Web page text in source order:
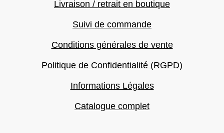
Livraison / retrait en boutique
Suivi de commande
Conditions générales de vente
Politique de Confidentialité (RGPD)
Informations Légales
Catalogue complet